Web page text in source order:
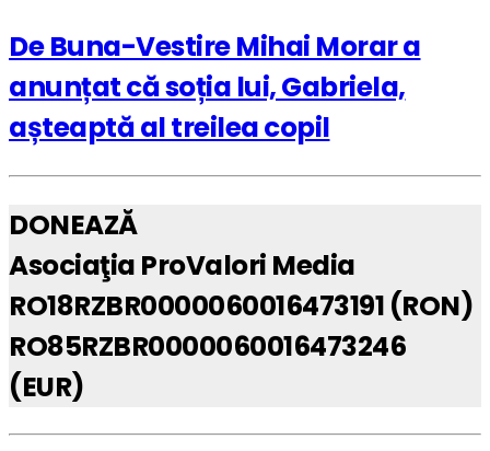
De Buna-Vestire Mihai Morar a
anunțat că soția lui, Gabriela,
așteaptă al treilea copil
DONEAZĂ
Asociaţia ProValori Media
RO18RZBR0000060016473191 (RON)
RO85RZBR0000060016473246
(EUR)